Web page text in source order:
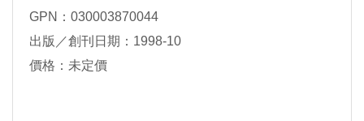
GPN：030003870044
出版／創刊日期：1998-10
價格：未定價